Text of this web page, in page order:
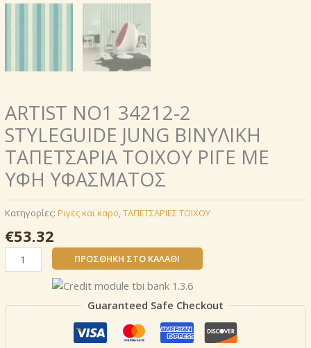
ARTIST NO1 34212-2
STYLEGUIDE JUNG ΒΙΝΥΛΙΚΗ
ΤΑΠΕΤΣΑΡΙΑ ΤΟΙΧΟΥ ΡΙΓΕ ΜΕ
ΥΦΗ ΥΦΑΣΜΑΤΟΣ
Κατηγορίες: Ριγες και καρο,ΤΑΠΕΤΣΑΡΙΕΣ ΤΟΙΧΟΥ
€53.32
ARTIST
NO1
2
ΠΡΟΣΘΉΚΗ ΣΤΟ ΚΑΛΆΘΙ
Guaranteed Safe Checkout